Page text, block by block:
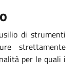
di strumenti
strettamente
per le quali i